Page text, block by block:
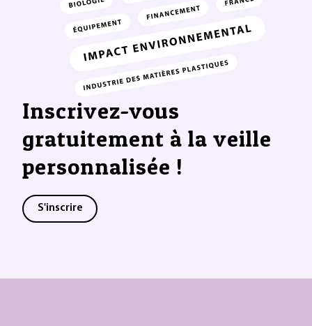
Inscrivez-vous
gratuitement à la veille
personnalisée !
S'inscrire